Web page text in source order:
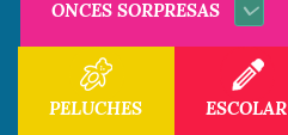
ONCES SORPRESAS
PELUCHES ESCOLAR